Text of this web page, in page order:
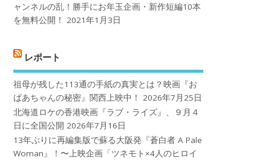
ャンネルの乱！勝手にお年玉企画・新作短編10本
を無料公開！
2021年1月3日
レポート
祖母が残した113通の手紙の真実とは？映画『お
ばあちゃんの秘密』関西上映中！
2026年7月25日
北海道ロケの香港映画『ラブ・ライズ』、９月４
日に全国公開 2026年7月16日
13年ぶりに再編集版で蘇る大阪発『蒼白者 A Pale
Woman』！〜上映企画「ツネモト×4人のヒロイ